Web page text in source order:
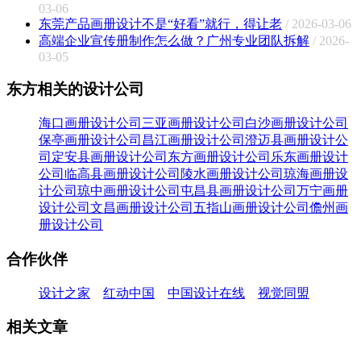
03-06
东莞产品画册设计不是“好看”就行，得让老 / 2026-03-06
高端企业宣传册制作怎么做？广州专业团队拆解 / 2026-
03-05
东方相关的设计公司
海口画册设计公司 三亚画册设计公司 白沙画册设计公司
保亭画册设计公司 昌江画册设计公司 澄迈县画册设计公
司 定安县画册设计公司 东方画册设计公司 乐东画册设计
公司 临高县画册设计公司 陵水画册设计公司 琼海画册设
计公司 琼中画册设计公司 屯昌县画册设计公司 万宁画册
设计公司 文昌画册设计公司 五指山画册设计公司 儋州画
册设计公司
合作伙伴
设计之家 红动中国 中国设计在线 视觉同盟
相关文章